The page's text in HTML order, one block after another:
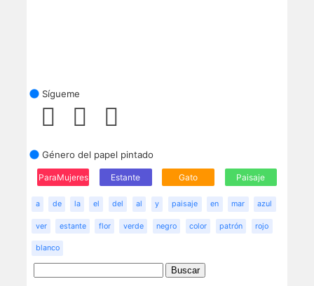
Sígueme
Género del papel pintado
ParaMujeres Estante Gato Paisaje
a de la el del al y paisaje en mar azul
ver estante flor verde negro color patrón rojo
blanco